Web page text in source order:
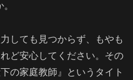
しても見つからず、もやも
ど安心してください。その
の家庭教師』というタイト